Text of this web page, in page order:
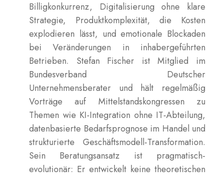
Billigkonkurrenz, Digitalisierung ohne klare
Strategie, Produktkomplexität, die Kosten
explodieren lässt, und emotionale Blockaden
bei Veränderungen in inhabergeführten
Betrieben. Stefan Fischer ist Mitglied im
Bundesverband Deutscher
Unternehmensberater und hält regelmäßig
Vorträge auf Mittelstandskongressen zu
Themen wie KI-Integration ohne IT-Abteilung,
datenbasierte Bedarfsprognose im Handel und
strukturierte Geschäftsmodell-Transformation.
Sein Beratungsansatz ist pragmatisch-
evolutionär: Er entwickelt keine theoretischen